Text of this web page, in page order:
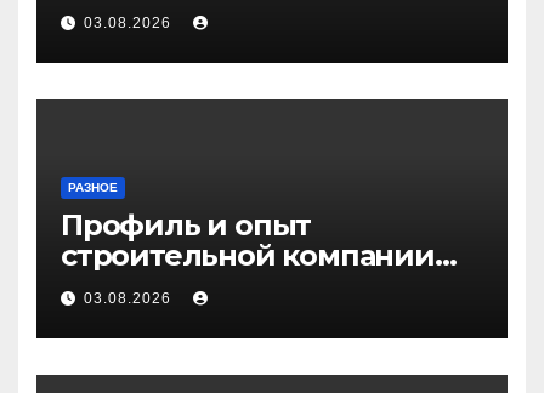
03.08.2026
РАЗНОЕ
Профиль и опыт
строительной компании
Медичи
03.08.2026